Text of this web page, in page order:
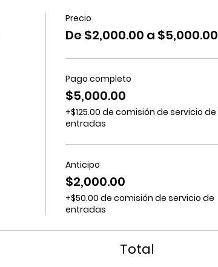
Precio
De $2,000.00 a $5,000.00
Pago completo
$5,000.00
+$125.00 de comisión de servicio de
entradas
Anticipo
$2,000.00
+$50.00 de comisión de servicio de
entradas
Total